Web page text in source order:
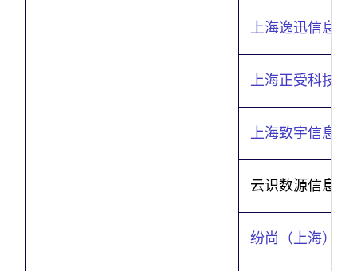
上海逸迅信息
上海正受科技有
上海致宇信息
云识数源信息科
纷尚（上海）智